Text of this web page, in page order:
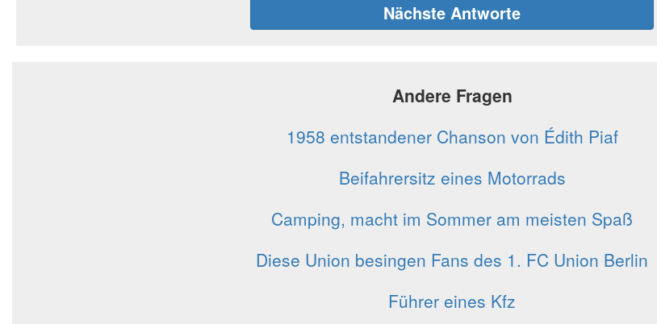
Nächste Antworte
Andere Fragen
1958 entstandener Chanson von Édith Piaf
Beifahrersitz eines Motorrads
Camping, macht im Sommer am meisten Spaß
Diese Union besingen Fans des 1. FC Union Berlin
Führer eines Kfz